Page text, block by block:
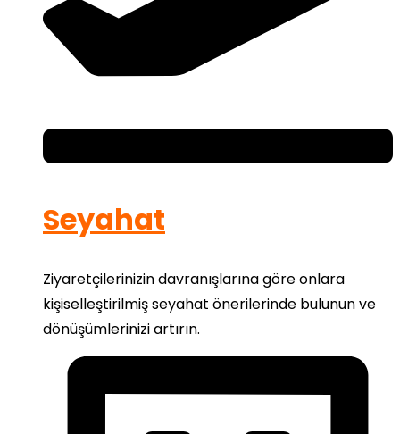
Seyahat
Ziyaretçilerinizin davranışlarına göre onlara
kişiselleştirilmiş seyahat önerilerinde bulunun ve
dönüşümlerinizi artırın.